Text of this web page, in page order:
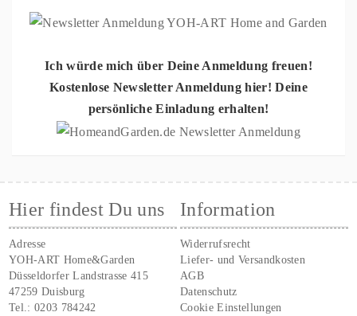
Ich würde mich über Deine Anmeldung freuen!
Kostenlose Newsletter Anmeldung hier! Deine
persönliche Einladung erhalten!
Hier findest Du uns
Adresse
YOH-ART Home&Garden
Düsseldorfer Landstrasse 415
47259 Duisburg
Tel.:0203 784242
Information
Widerrufsrecht
Liefer- und Versandkosten
AGB
Datenschutz
Cookie Einstellungen